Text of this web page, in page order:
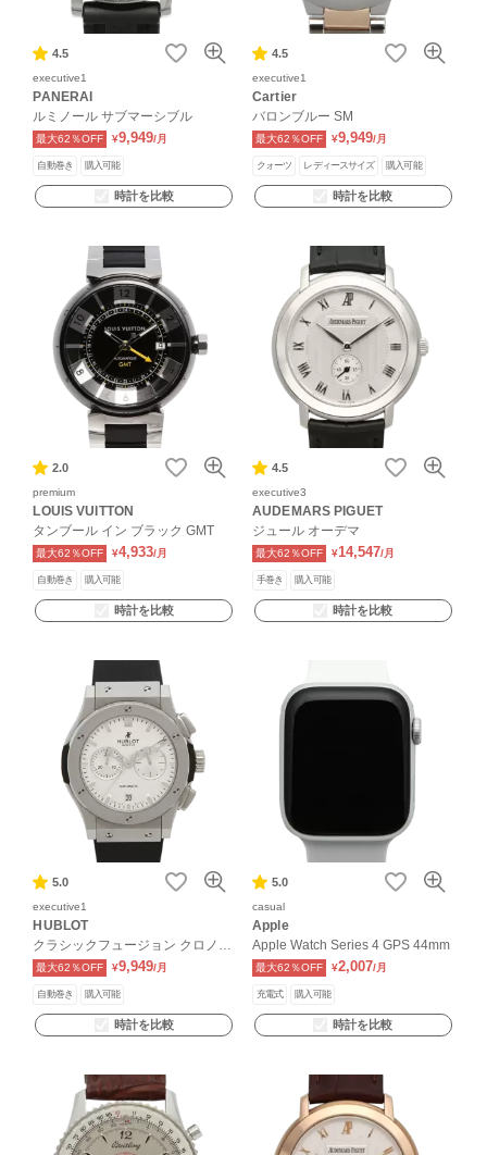
4.5
executive1
PANERAI
ルミノール サブマーシブル
最大62％OFF ¥9,949/月
自動巻き 購入可能
時計を比較
4.5
executive1
Cartier
バロンブルー SM
最大62％OFF ¥9,949/月
クォーツ レディースサイズ 購入可能
時計を比較
2.0
premium
LOUIS VUITTON
タンブール イン ブラック GMT
最大62％OFF ¥4,933/月
自動巻き 購入可能
時計を比較
4.5
executive3
AUDEMARS PIGUET
ジュール オーデマ
最大62％OFF ¥14,547/月
手巻き 購入可能
時計を比較
5.0
executive1
HUBLOT
クラシックフュージョン クロノグ
ラフ チタニウム
最大62％OFF ¥9,949/月
自動巻き 購入可能
時計を比較
5.0
casual
Apple
Apple Watch Series 4 GPS 44mm
最大62％OFF ¥2,007/月
充電式 購入可能
時計を比較